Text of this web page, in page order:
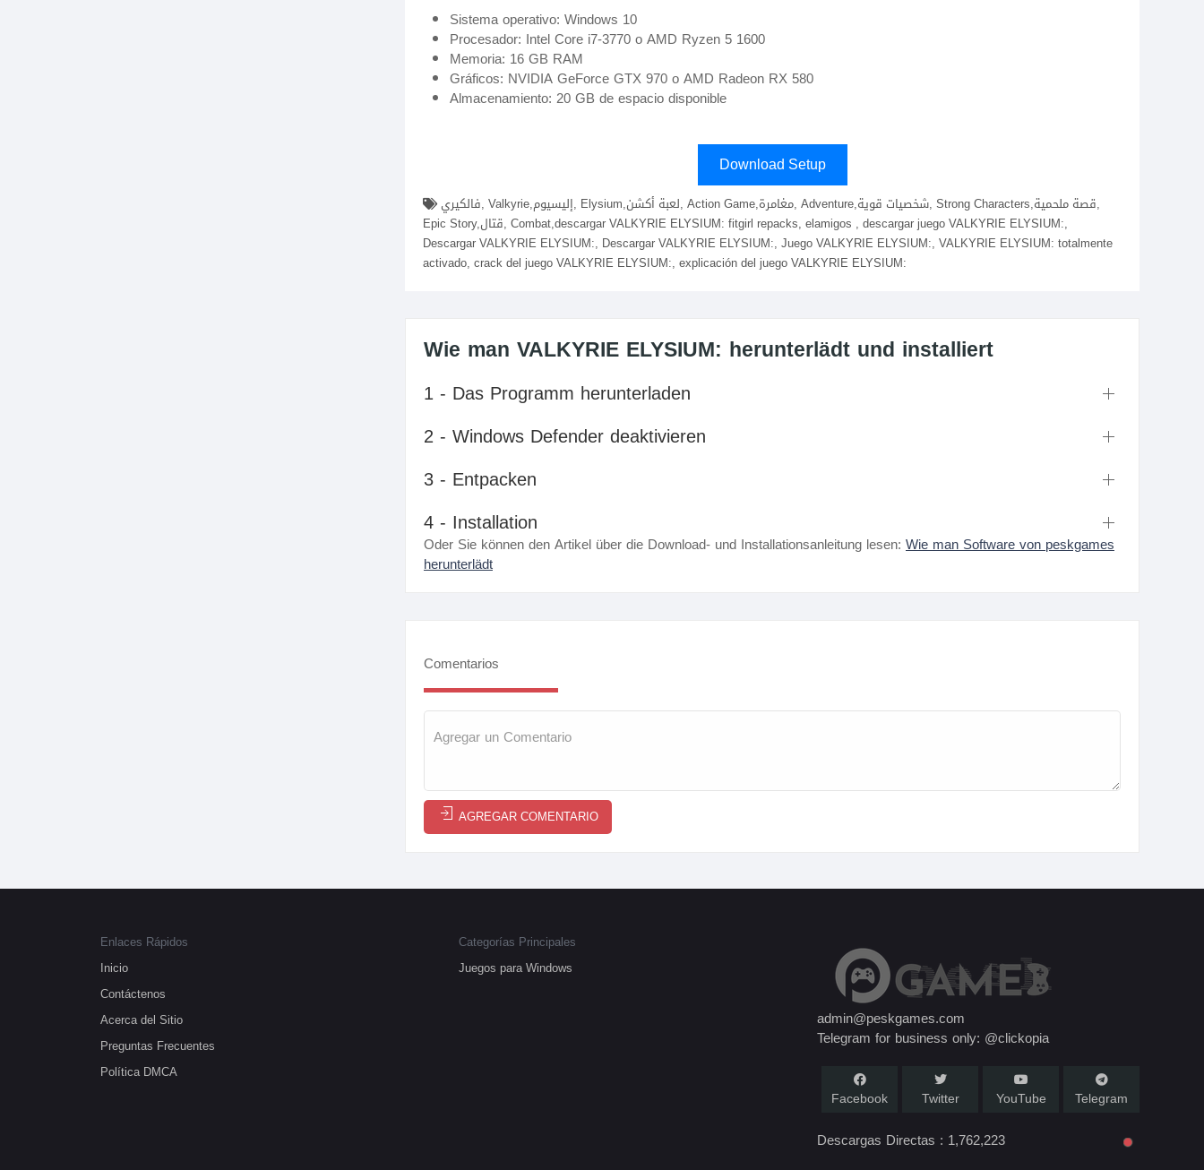
Sistema operativo: Windows 10
Procesador: Intel Core i7-3770 o AMD Ryzen 5 1600
Memoria: 16 GB RAM
Gráficos: NVIDIA GeForce GTX 970 o AMD Radeon RX 580
Almacenamiento: 20 GB de espacio disponible
Download Setup
Epic Story,قتال, Combat,descargar VALKYRIE ELYSIUM: fitgirl repacks, elamigos , descargar juego VALKYRIE ELYSIUM:,
Descargar VALKYRIE ELYSIUM:, Descargar VALKYRIE ELYSIUM:, Juego VALKYRIE ELYSIUM:, VALKYRIE ELYSIUM: totalmente
activado, crack del juego VALKYRIE ELYSIUM:, explicación del juego VALKYRIE ELYSIUM:
Wie man VALKYRIE ELYSIUM: herunterlädt und installiert
1 - Das Programm herunterladen
2 - Windows Defender deaktivieren
3 - Entpacken
4 - Installation
Oder Sie können den Artikel über die Download- und Installationsanleitung lesen: Wie man Software von peskgames
herunterlädt
Comentarios
AGREGAR COMENTARIO
Enlaces Rápidos
Inicio
Contáctenos
Acerca del Sitio
Preguntas Frecuentes
Política DMCA
Categorías Principales
Juegos para Windows
admin@peskgames.com
Telegram for business only: @clickopia
Facebook Twitter YouTube Telegram
Descargas Directas : 1,762,223